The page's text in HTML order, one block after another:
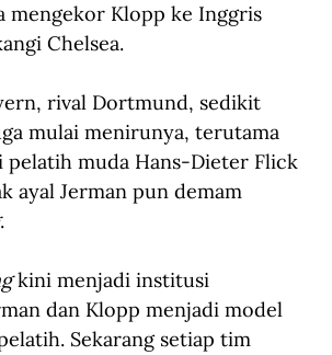
mengekor Klopp ke Inggris
Chelsea.
rival Dortmund, sedikit
mulai menirunya, terutama
pelatih muda Hans-Dieter Flick
ayal Jerman pun demam
.
kini menjadi institusi
dan Klopp menjadi model
Sekarang setiap tim